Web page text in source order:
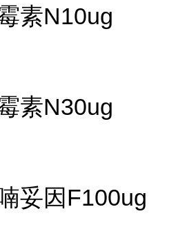
素N10ug
素N30ug
妥因F100ug